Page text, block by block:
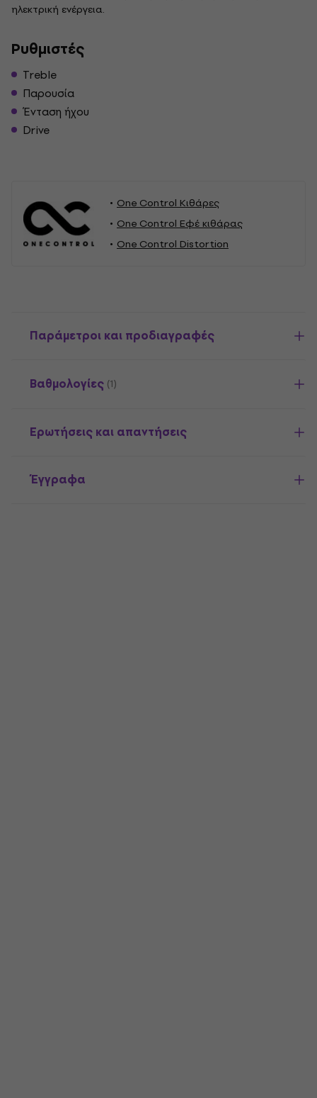
ηλεκτρική ενέργεια.
Ρυθμιστές
Treble
Παρουσία
Ένταση ήχου
Drive
One Control Κιθάρες
One Control Εφέ κιθάρας
One Control Distortion
Παράμετροι και προδιαγραφές
Βαθμολογίες (1)
Ερωτήσεις και απαντήσεις
Έγγραφα